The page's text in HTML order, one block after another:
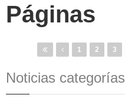
Páginas
1 2 3
Noticias categorías